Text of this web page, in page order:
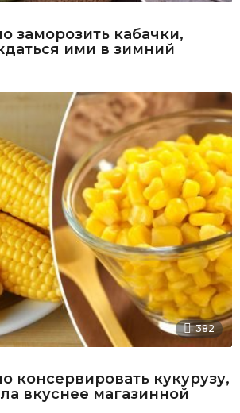
заморозить кабачки,
ими в зимний
382
консервировать кукурузу,
вкуснее магазинной